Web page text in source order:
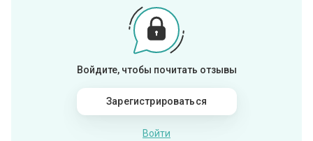
Войдите, чтобы почитать отзывы
Зарегистрироваться
Войти